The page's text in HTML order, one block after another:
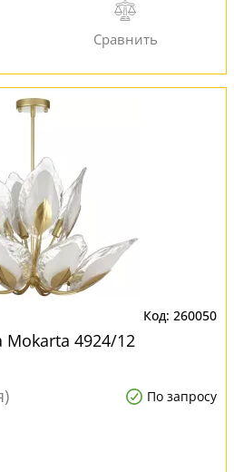
260050
Mokarta 4924/12
По запросу